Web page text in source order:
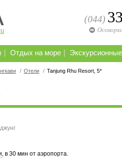
(044)
Отдых на море
/ Отели / Tanjung Rhu Resort, 5*
, в 30 мин от аэропорта.